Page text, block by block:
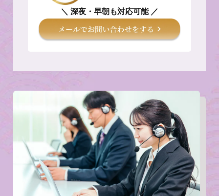
＼ 深夜・早朝も対応可能 ／